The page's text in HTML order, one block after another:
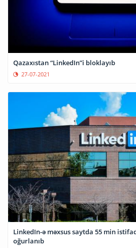
Qazaxıstan “LinkedIn”i bloklayıb
27-07-2021
LinkedIn-ə məxsus saytda 55 min
oğurlanıb